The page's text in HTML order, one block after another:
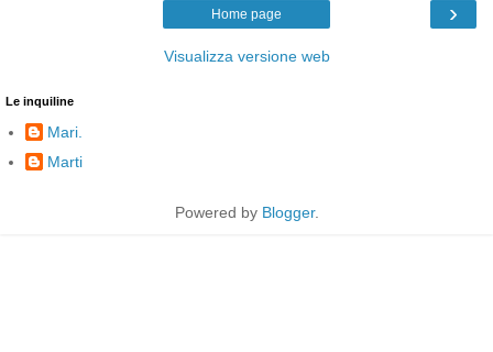
›
Home page
Visualizza versione web
Le inquiline
Mari.
Marti
Powered by Blogger.